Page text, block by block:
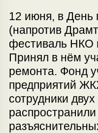
12 июня, в День
(напротив
фестиваль НКО
Принял в нём
ремонта. Фонд
предприятий
сотрудники